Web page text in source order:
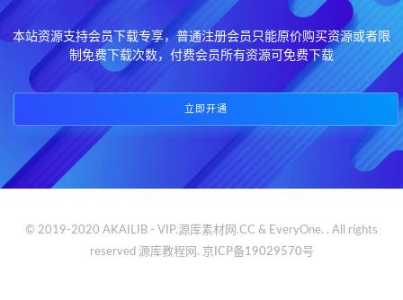
本站资源支持会员下载专享，普通注册会员只能原价购买资源或者限
制免费下载次数，付费会员所有资源可免费下载
立即开通
© 2019-2020 AKAILIB - VIP.源库素材网.CC & EveryOne. . All rights
reserved 源库教程网. 京ICP备19029570号